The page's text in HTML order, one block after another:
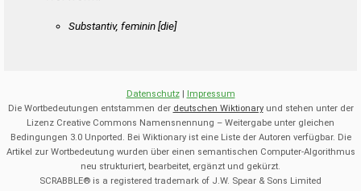
Substantiv, feminin [die]
Datenschutz| Impressum
Die Wortbedeutungen entstammen der deutschen Wiktionaryund stehen unter der
Lizenz Creative Commons Namensnennung – Weitergabe unter gleichen
Bedingungen 3.0 Unported. Bei Wiktionary ist eine Liste der Autoren verfügbar. Die
Artikel zur Wortbedeutung wurden über einen semantischen Computer-Algorithmus
neu strukturiert, bearbeitet, ergänzt und gekürzt.
SCRABBLE® is a registered trademark of J.W. Spear & Sons Limited